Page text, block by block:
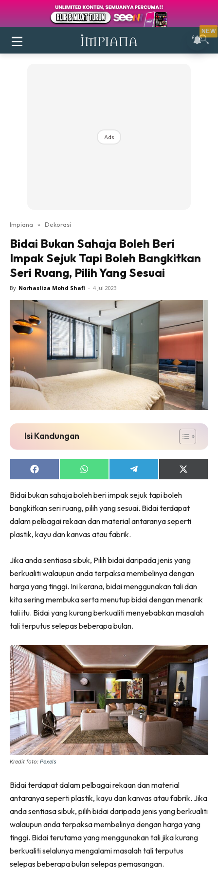
Login|Register
Ruang Makan
Ruang Tamu
Direktori
Interior Design
Landskap
DIY
Bilik Air
Bilik Tidur
Dapur
Ruang Makan
Make Over
Bilik Tidur
Dapur
Ruang Makan
Menarik Lagi
Casa Impiana
Impiana Makeover
Makeover Ruang Selebriti
Destinasi
Hotel
Hartanah
High Rise
Landed
Video
Beli Di Mana
Ilham Impiana
Ilham Impiana 360
Ilham Impiana Inspirasi Selebriti
Impiana TV
Casa Impiana
Impiana MakeOver
Lahar Dekor
Sembang Dekor
Tip Laman
Hub Ideaktiv
Ads
Impiana » Dekorasi
Bidai Bukan Sahaja Boleh Beri
Impak Sejuk Tapi Boleh Bangkitkan
Seri Ruang, Pilih Yang Sesuai
By Norhasliza Mohd Shafi - 4 Jul 2023
Isi Kandungan
Share
on
Share
on
Share
on
Share
on
Bidai bukan sahaja boleh beri impak sejuk tapi boleh
bangkitkan seri ruang, pilih yang sesuai. Bidai terdapat
dalam pelbagai rekaan dan material antaranya seperti
plastik, kayu dan kanvas atau fabrik.
Jika anda sentiasa sibuk, Pilih bidai daripada jenis yang
berkualiti walaupun anda terpaksa membelinya dengan
harga yang tinggi. Ini kerana, bidai menggunakan tali dan
kita sering membuka serta menutup bidai dengan menarik
tali itu. Bidai yang kurang berkualiti menyebabkan masalah
tali terputus selepas beberapa bulan.
Kredit foto: Pexels
Bidai terdapat dalam pelbagai rekaan dan material
antaranya seperti plastik, kayu dan kanvas atau fabrik. Jika
anda sentiasa sibuk, pilih bidai daripada jenis yang berkualiti
walaupun anda terpaksa membelinya dengan harga yang
tinggi. Bidai terutama yang menggunakan tali jika kurang
berkualiti selalunya mengalami masalah tali terputus
selepas beberapa bulan selepas pemasangan.
NEW